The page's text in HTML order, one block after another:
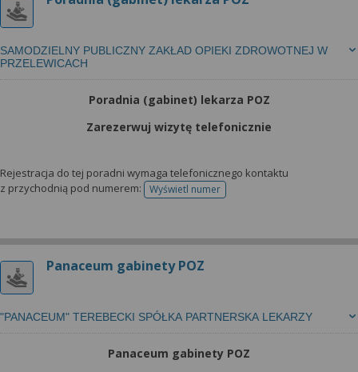
SAMODZIELNY PUBLICZNY ZAKŁAD OPIEKI ZDROWOTNEJ W
PRZELEWICACH
Poradnia (gabinet) lekarza POZ
Zarezerwuj wizytę telefonicznie
Rejestracja do tej poradni wymaga telefonicznego kontaktu
z przychodnią pod numerem:
Wyświetl numertelefonu do rejestracji
Panaceum gabinety POZ
"PANACEUM" TEREBECKI SPÓŁKA PARTNERSKA LEKARZY
Panaceum gabinety POZ